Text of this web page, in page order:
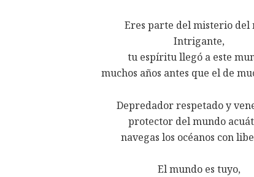
Eres parte del misterio del
Intrigante,
tu espíritu llegó a este
muchos años antes que el de
Depredador respetado y
protector del mundo
navegas los océanos con
El mundo es tuyo,